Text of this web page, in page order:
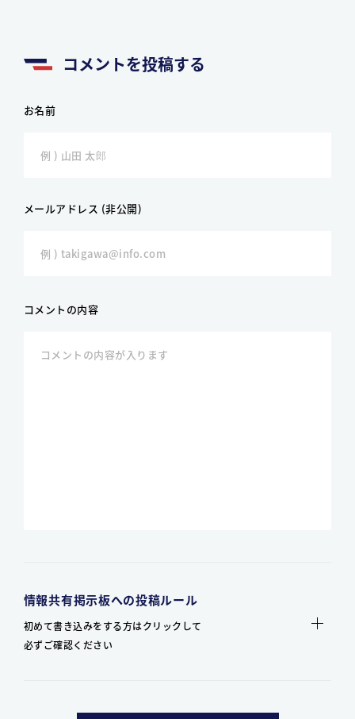
コメントを投稿する
お名前
メールアドレス (非公開)
コメントの内容
情報共有掲示板への投稿ルール
初めて書き込みをする方はクリックして
必ずご確認ください